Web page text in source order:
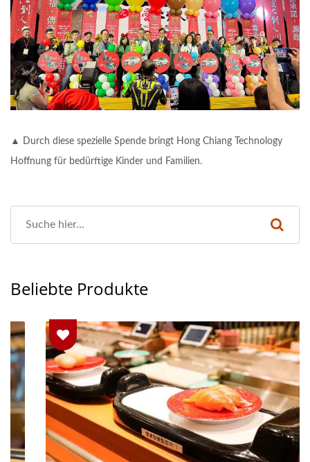
▲ Durch diese spezielle Spende bringt Hong Chiang Technology
Hoffnung für bedürftige Kinder und Familien.
Beliebte Produkte